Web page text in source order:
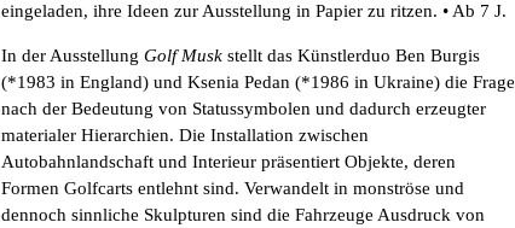
eingeladen, ihre Ideen zur Ausstellung in Papier zu ritzen. • Ab 7 J.
In der Ausstellung Golf Musk stellt das Künstlerduo Ben Burgis
(*1983 in England) und Ksenia Pedan (*1986 in Ukraine) die Frage
nach der Bedeutung von Statussymbolen und dadurch erzeugter
materialer Hierarchien. Die Installation zwischen
Autobahnlandschaft und Interieur präsentiert Objekte, deren
Formen Golfcarts entlehnt sind. Verwandelt in monströse und
dennoch sinnliche Skulpturen sind die Fahrzeuge Ausdruck von